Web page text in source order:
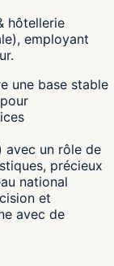
hôtellerie
), employant
une base stable
avec un rôle de
précieux
national
et
avec de